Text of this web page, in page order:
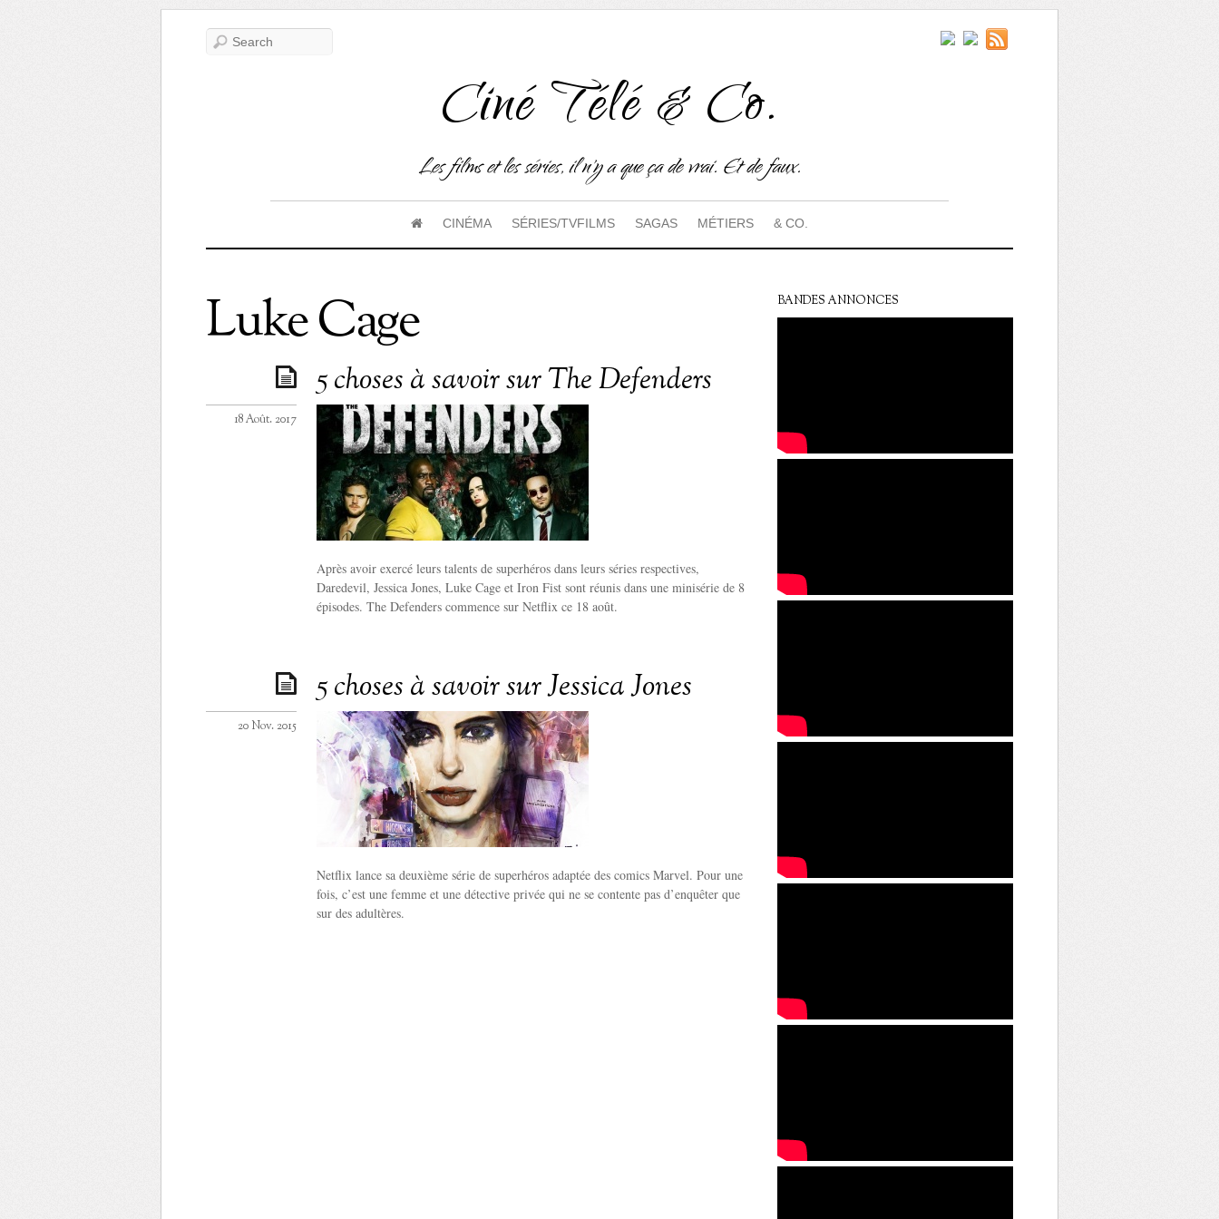
Ciné Télé & Co.
Les films et les séries, il n'y a que ça de vrai. Et de faux.
CINÉMA SÉRIES/TVFILMS SAGAS MÉTIERS & CO.
Luke Cage
5 choses à savoir sur The Defenders
18 Août. 2017
Après avoir exercé leurs talents de superhéros dans leurs séries respectives,
Daredevil, Jessica Jones, Luke Cage et Iron Fist sont réunis dans une minisérie de 8
épisodes. The Defenders commence sur Netflix ce 18 août.
5 choses à savoir sur Jessica Jones
20 Nov. 2015
Netflix lance sa deuxième série de superhéros adaptée des comics Marvel. Pour une
fois, c’est une femme et une détective privée qui ne se contente pas d’enquêter que
sur des adultères.
BANDES ANNONCES